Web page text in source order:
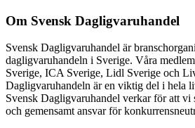
Om Svensk Dagligvaruhandel
Svensk Dagligvaruhandel är
dagligvaruhandeln i Sverige. Våra
Sverige, ICA Sverige, Lidl Sverige och
Dagligvaruhandeln är en viktig del i hela
Svensk Dagligvaruhandel verkar för att vi
och gemensamt ansvar för